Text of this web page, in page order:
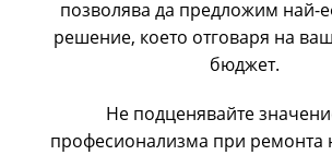
позволява да предложим най-
решение, което отговаря на
бюджет.
Не подценявайте
професионализма при ремонта